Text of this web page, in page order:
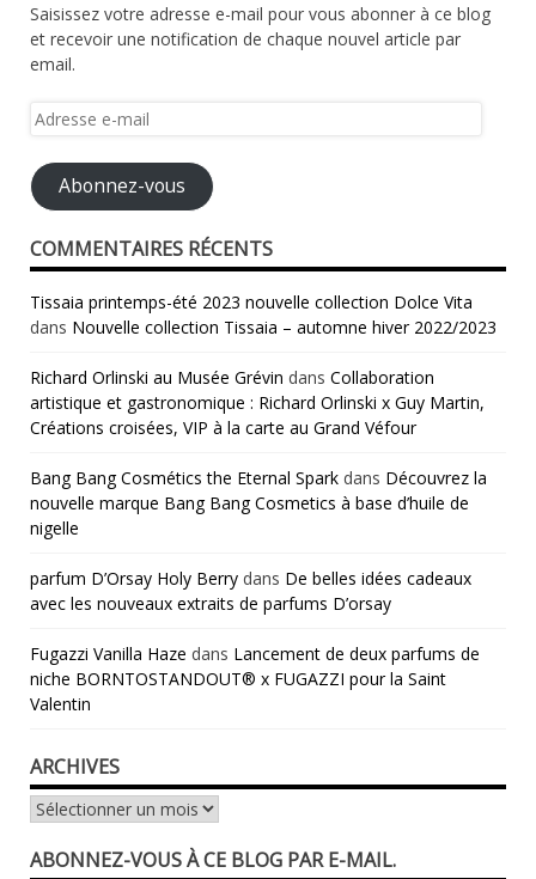
Saisissez votre adresse e-mail pour vous abonner à ce blog
et recevoir une notification de chaque nouvel article par
email.
Adresse
mail
Abonnez-vous
COMMENTAIRES RÉCENTS
Tissaia printemps-été 2023 nouvelle collection Dolce Vita
dans Nouvelle collection Tissaia – automne hiver 2022/2023
Richard Orlinski au Musée Grévin dans Collaboration
artistique et gastronomique : Richard Orlinski x Guy Martin,
Créations croisées, VIP à la carte au Grand Véfour
Bang Bang Cosmétics the Eternal Spark dans Découvrez la
nouvelle marque Bang Bang Cosmetics à base d’huile de
nigelle
parfum D’Orsay Holy Berry dans De belles idées cadeaux
avec les nouveaux extraits de parfums D’orsay
Fugazzi Vanilla Haze dans Lancement de deux parfums de
niche BORNTOSTANDOUT® x FUGAZZI pour la Saint
Valentin
ARCHIVES
Archives
ABONNEZ-VOUS À CE BLOG PAR E-MAIL.